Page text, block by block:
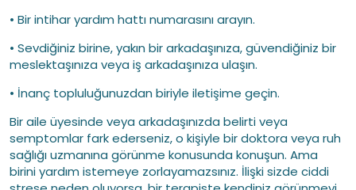
• Bir intihar yardım hattı numarasını arayın.
• Sevdiğiniz birine, yakın bir arkadaşınıza, güvendiğiniz bir
meslektaşınıza veya iş arkadaşınıza ulaşın.
• İnanç topluluğunuzdan biriyle iletişime geçin.
Bir aile üyesinde veya arkadaşınızda belirti veya
semptomlar fark ederseniz, o kişiyle bir doktora veya ruh
sağlığı uzmanına görünme konusunda konuşun. Ama
birini yardım istemeye zorlayamazsınız. İlişki sizde ciddi